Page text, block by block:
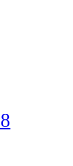
8